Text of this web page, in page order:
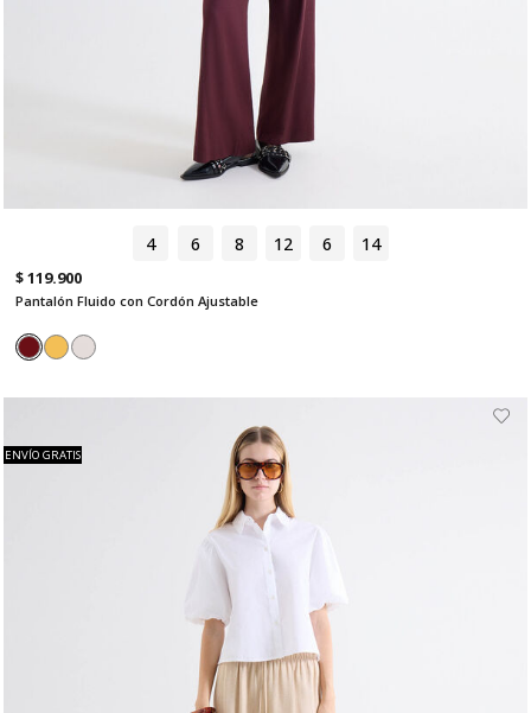
4 6 8 12 6 14
$ 119.900
Pantalón Fluido con Cordón Ajustable
ENVÍO GRATIS